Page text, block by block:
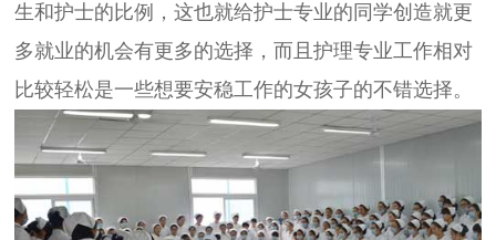
生和护士的比例，这也就给护士专业的同学创造就更
多就业的机会有更多的选择，而且护理专业工作相对
比较轻松是一些想要安稳工作的女孩子的不错选择。